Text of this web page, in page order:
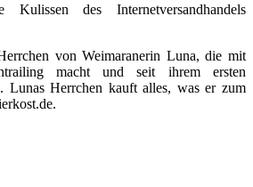
des Internetversandhandels
von Weimaranerin Luna, die mit
macht und seit ihrem ersten
Lunas Herrchen kauft alles, was er zum